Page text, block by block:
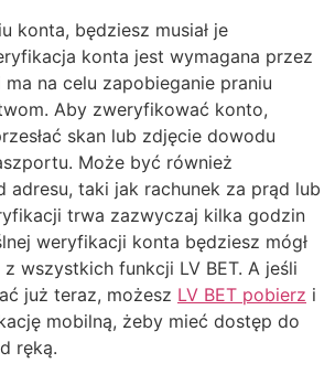
konta, będziesz musiał je
konta jest wymagana przez
na celu zapobieganie praniu
Aby zweryfikować konto,
skan lub zdjęcie dowodu
Może być również
adresu, taki jak rachunek za prąd lub
trwa zazwyczaj kilka godzin
weryfikacji konta będziesz mógł
wszystkich funkcji LV BET. A jeśli
już teraz, możesz LV BET pobierz i
mobilną, żeby mieć dostęp do
ręką.